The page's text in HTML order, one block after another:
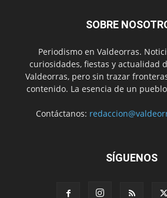
SOBRE
Periodismo en Valdeorras.
curiosidades, fiestas y actualidad
Valdeorras, pero sin trazar
contenido. La esencia de un
Contáctanos:
SÍGUENOS